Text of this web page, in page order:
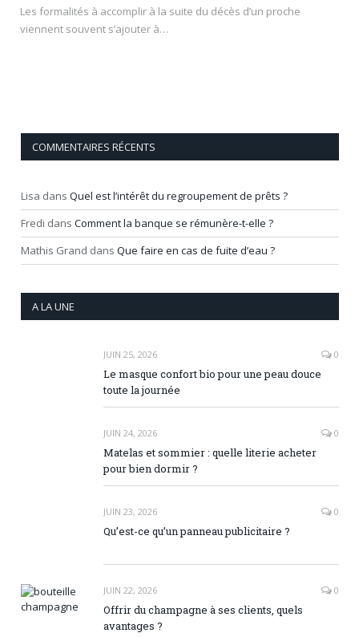
Les formalités à accomplir à la suite du décès d’un proche
viennent souvent s’ajouter à…
COMMENTAIRES RÉCENTS
Lisa dans Quel est l’intérêt du regroupement de prêts ?
Fredi dans Comment la banque se rémunère-t-elle ?
Mathis Grand dans Que faire en cas de fuite d’eau ?
A LA UNE
JUIN 25, 2026 0
Le masque confort bio pour une peau douce
toute la journée
JUIN 24, 2026 0
Matelas et sommier : quelle literie acheter
pour bien dormir ?
JUIN 23, 2026 0
Qu’est-ce qu’un panneau publicitaire ?
JUIN 22, 2026 0
Offrir du champagne à ses clients, quels
avantages ?